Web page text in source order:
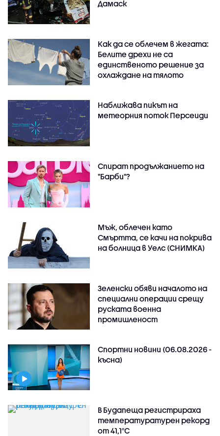
Дамаск
Как да се облечем в жегата:
Белите дрехи не са
единственото решение за
охлаждане на тялото
Наближава пикът на
метеорния поток Персеиди
Спират продължанието на
"Барби"?
Мъж, облечен като
Смъртта, се качи на покрива
на болница в Уелс (СНИМКА)
Зеленски обяви началото на
специални операции срещу
руската военна
промишленост
Спортни новини (06.08.2026 -
късна)
В Будапеща регистрираха
температуратурен рекорд
от 41,1°C